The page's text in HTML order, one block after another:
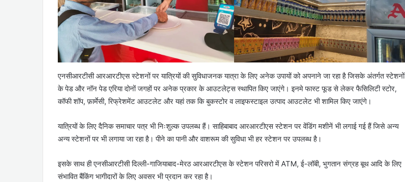
एनसीआरटीसी आरआरटीएस स्टेशनों पर यात्रियों की सुविधाजनक यात्रा के लिए अनेक उपायों को अपनाने जा रहा है जिसके अंतर्गत स्टेशनों
के पेड और नॉन पेड एरिया दोनों जगहों पर अनेक प्रकार के आउटलेट्स स्थापित किए जाएंगे। इनमे फास्ट फूड से लेकर फैसिलिटी स्टोर,
कॉफी शॉप, फ़ार्मेसी, रिफ्रेशमेंट आउटलेट और यहां तक कि बुकस्टोर व लाइफस्टाइल उत्पाद आउटलेट भी शामिल किए जाएंगे।
यात्रियों के लिए दैनिक समाचार पत्र भी निःशुल्क उपलब्ध हैं। साहिबाबाद आरआरटीएस स्टेशन पर वेंडिंग मशीनें भी लगाई गई हैं जिसे अन्य
अन्य स्टेशनों पर भी लगाया जा रहा है। पीने का पानी और वाशरूम की सुविधा भी हर स्टेशन पर उपलब्ध है।
इसके साथ ही एनसीआरटीसी दिल्ली-गाजियाबाद-मेरठ आरआरटीएस के स्टेशन परिसरो में ATM, ई-लॉबी, भुगतान संग्रह बूथ आदि के लिए
संभावित बैंकिंग भागीदारों के लिए अवसर भी प्रदान कर रहा है।